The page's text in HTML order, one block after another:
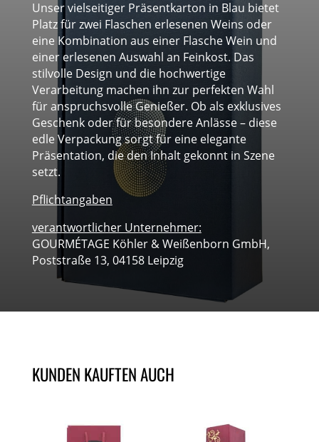
Unser vielseitiger Präsentkarton in Blau bietet
Platz für zwei Flaschen erlesenen Weins oder
eine Kombination aus einer Flasche Wein und
einer erlesenen Auswahl an Feinkost. Das
stilvolle Design und die hochwertige
Verarbeitung machen ihn zur perfekten Wahl
für anspruchsvolle Genießer. Ob als exklusives
Geschenk oder für besondere Anlässe – diese
edle Verpackung sorgt für eine elegante
Präsentation, die den Inhalt gekonnt in Szene
setzt.
Pflichtangaben
verantwortlicher Unternehmer:
GOURMÉTAGE Köhler & Weißenborn GmbH,
Poststraße 13, 04158 Leipzig
KUNDEN KAUFTEN AUCH